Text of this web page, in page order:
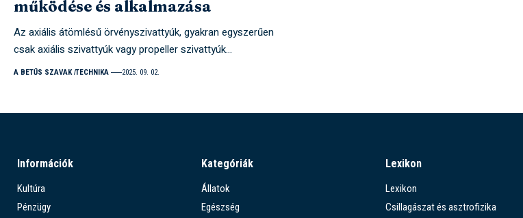
működése és alkalmazása
Az axiális átömlésű örvényszivattyúk, gyakran egyszerűen
csak axiális szivattyúk vagy propeller szivattyúk…
A BETŰS SZAVAK TECHNIKA 2025. 09. 02.
Információk
Kultúra
Pénzügy
Kategóriák
Állatok
Egészség
Lexikon
Lexikon
Csillagászat és asztrofizika